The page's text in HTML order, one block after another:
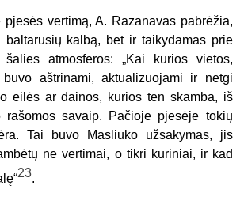
pjesės vertimą, A. Razanavas pabrėžia,
kalbą, bet ir taikydamas prie
šalies atmosferos: „Kai kurios vietos,
aštrinami, aktualizuojami ir netgi
eilės ar dainos, kurios ten skamba, iš
rašomos savaip. Pačioje pjesėje tokių
Tai buvo Masliuko užsakymas, jis
ne vertimai, o tikri kūriniai, ir kad
23.